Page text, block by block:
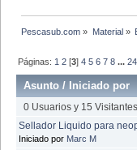
Pescasub.com » Material»
Páginas: 1 2 [3]4 5 6 7 8 ...
Asunto /Iniciado por
0 Usuarios y 15
Sellador Liquido para
Iniciado por Marc M